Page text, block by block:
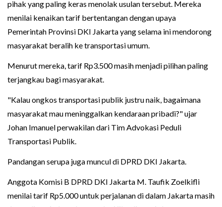
pihak yang paling keras menolak usulan tersebut. Mereka
menilai kenaikan tarif bertentangan dengan upaya
Pemerintah Provinsi DKI Jakarta yang selama ini mendorong
masyarakat beralih ke transportasi umum.
Menurut mereka, tarif Rp3.500 masih menjadi pilihan paling
terjangkau bagi masyarakat.
"Kalau ongkos transportasi publik justru naik, bagaimana
masyarakat mau meninggalkan kendaraan pribadi?" ujar
Johan Imanuel perwakilan dari Tim Advokasi Peduli
Transportasi Publik.
Pandangan serupa juga muncul di DPRD DKI Jakarta.
Anggota Komisi B DPRD DKI Jakarta M. Taufik Zoelkifli
menilai tarif Rp5.000 untuk perjalanan di dalam Jakarta masih